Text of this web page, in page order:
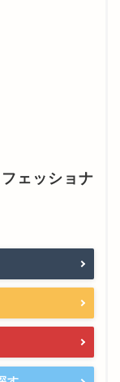
ェッショナ